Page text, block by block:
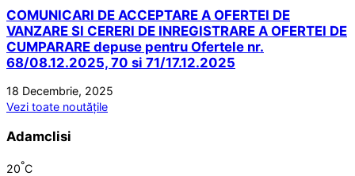
COMUNICARI DE ACCEPTARE A OFERTEI DE
VANZARE SI CERERI DE INREGISTRARE A OFERTEI DE
CUMPARARE depuse pentru Ofertele nr.
68/08.12.2025, 70 si 71/17.12.2025
18 Decembrie, 2025
Vezi toate noutățile
Adamclisi
20°C